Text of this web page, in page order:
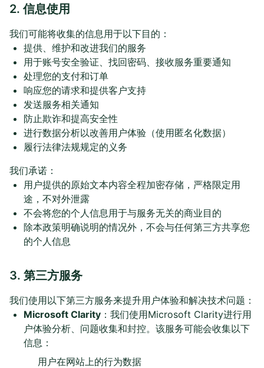
2. 信息使用
我们可能将收集的信息用于以下目的：
提供、维护和改进我们的服务
用于账号安全验证、找回密码、接收服务重要通知
处理您的支付和订单
响应您的请求和提供客户支持
发送服务相关通知
防止欺诈和提高安全性
进行数据分析以改善用户体验（使用匿名化数据）
履行法律法规规定的义务
我们承诺：
用户提供的原始文本内容全程加密存储，严格限定用
途，不对外泄露
不会将您的个人信息用于与服务无关的商业目的
除本政策明确说明的情况外，不会与任何第三方共享您
的个人信息
3. 第三方服务
我们使用以下第三方服务来提升用户体验和解决技术问题：
Microsoft Clarity ：我们使用Microsoft Clarity进行用
户体验分析、问题收集和封控。该服务可能会收集以下
信息：
用户在网站上的行为数据